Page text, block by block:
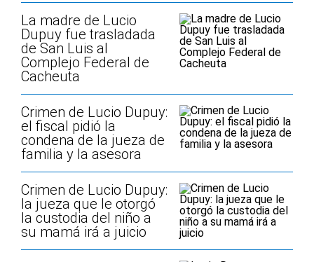
La madre de Lucio
Dupuy fue trasladada
de San Luis al
Complejo Federal de
Cacheuta
Crimen de Lucio Dupuy:
el fiscal pidió la
condena de la jueza de
familia y la asesora
Crimen de Lucio Dupuy:
la jueza que le otorgó
la custodia del niño a
su mamá irá a juicio